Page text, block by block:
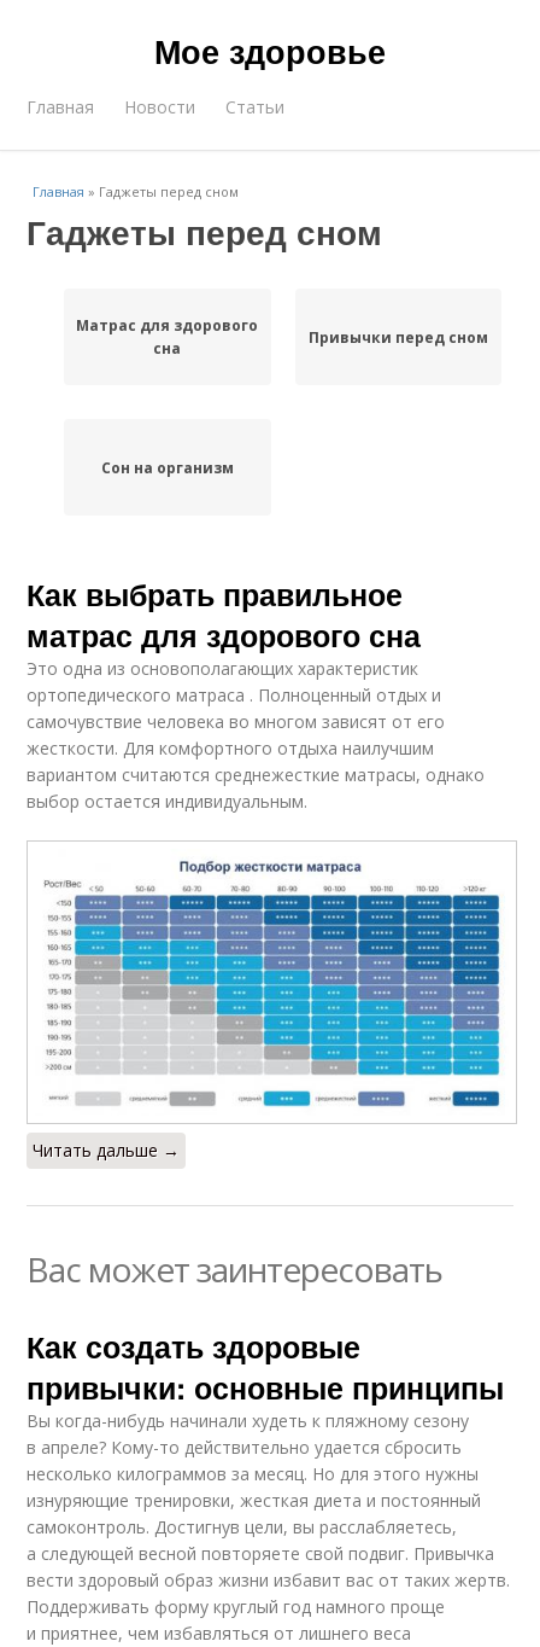
Мое здоровье
Главная Новости Статьи
Главная » Гаджеты перед сном
Гаджеты перед сном
Матрас для здорового
сна
Привычки перед сном
Сон на организм
Как выбрать правильное
матрас для здорового сна
Это одна из основополагающих характеристик
ортопедического матраса . Полноценный отдых и
самочувствие человека во многом зависят от его
жесткости. Для комфортного отдыха наилучшим
вариантом считаются среднежесткие матрасы, однако
выбор остается индивидуальным.
Читать дальше →
Вас может заинтересовать
Как создать здоровые
привычки: основные принципы
Вы когда-нибудь начинали худеть к пляжному сезону
в апреле? Кому-то действительно удается сбросить
несколько килограммов за месяц. Но для этого нужны
изнуряющие тренировки, жесткая диета и постоянный
самоконтроль. Достигнув цели, вы расслабляетесь,
а следующей весной повторяете свой подвиг. Привычка
вести здоровый образ жизни избавит вас от таких жертв.
Поддерживать форму круглый год намного проще
и приятнее, чем избавляться от лишнего веса